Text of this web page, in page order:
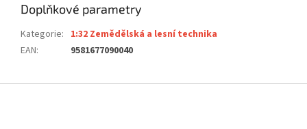
Doplňkové parametry
Kategorie: 1:32 Zemědělská a lesní technika
EAN: 9581677090040